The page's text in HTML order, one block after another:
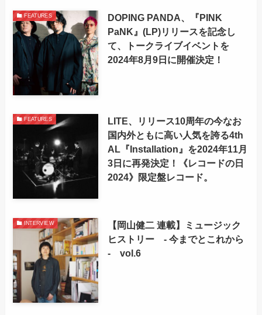
FEATURES
DOPING PANDA、『PINK
PaNK』(LP)リリースを記念し
て、トークライブイベントを
2024年8月9日に開催決定！
FEATURES
LITE、リリース10周年の今なお
国内外ともに高い人気を誇る4th
AL『Installation』を2024年11月
3日に再発決定！《レコードの日
2024》限定盤レコード。
INTERVIEW
【岡山健二 連載】ミュージック
ヒストリー - 今までとこれから
- vol.6